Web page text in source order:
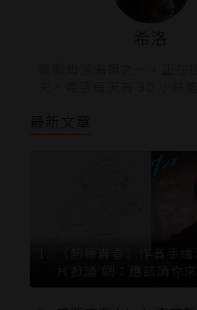
希洛
最新文章
《熱舞青春》作者手繪
片掀議 網：應該請你